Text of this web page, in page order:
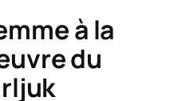
à la
du